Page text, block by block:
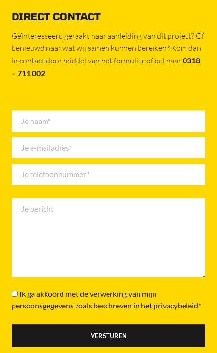
DIRECT CONTACT
Geïnteresseerd geraakt naar aanleiding van dit project? Of
benieuwd naar wat wij samen kunnen bereiken? Kom dan
in contact door middel van het formulier of bel naar0318
– 711 002
Ik ga akkoord met de verwerking van mijn
persoonsgegevens zoals beschreven in het privacybeleid*